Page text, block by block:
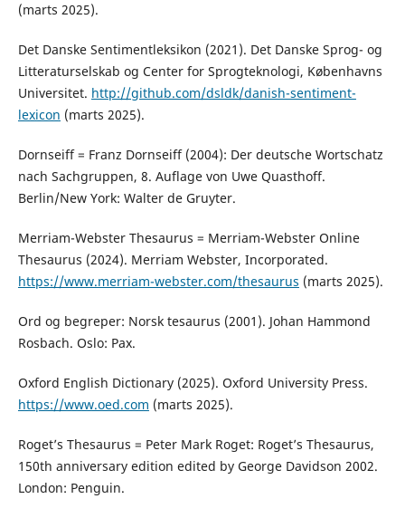
(marts 2025).
Det Danske Sentimentleksikon (2021). Det Danske Sprog- og
Litteraturselskab og Center for Sprogteknologi, Københavns
Universitet. http://github.com/dsldk/danish-sentiment-
lexicon (marts 2025).
Dornseiff = Franz Dornseiff (2004): Der deutsche Wortschatz
nach Sachgruppen, 8. Auflage von Uwe Quasthoff.
Berlin/New York: Walter de Gruyter.
Merriam-Webster Thesaurus = Merriam-Webster Online
Thesaurus (2024). Merriam Webster, Incorporated.
https://www.merriam-webster.com/thesaurus (marts 2025).
Ord og begreper: Norsk tesaurus (2001). Johan Hammond
Rosbach. Oslo: Pax.
Oxford English Dictionary (2025). Oxford University Press.
https://www.oed.com (marts 2025).
Roget’s Thesaurus = Peter Mark Roget: Roget’s Thesaurus,
150th anniversary edition edited by George Davidson 2002.
London: Penguin.